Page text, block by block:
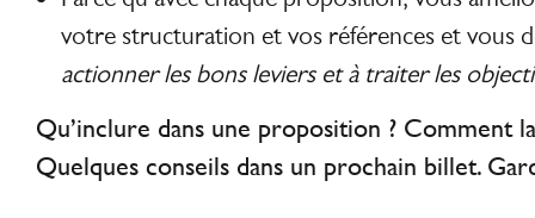
votre structuration et vos références et vous
actionner les bons leviers et à traiter les
Qu’inclure dans une proposition ? Comment
Quelques conseils dans un prochain billet.